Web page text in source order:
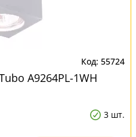
55724
A9264PL-1WH
3 шт.